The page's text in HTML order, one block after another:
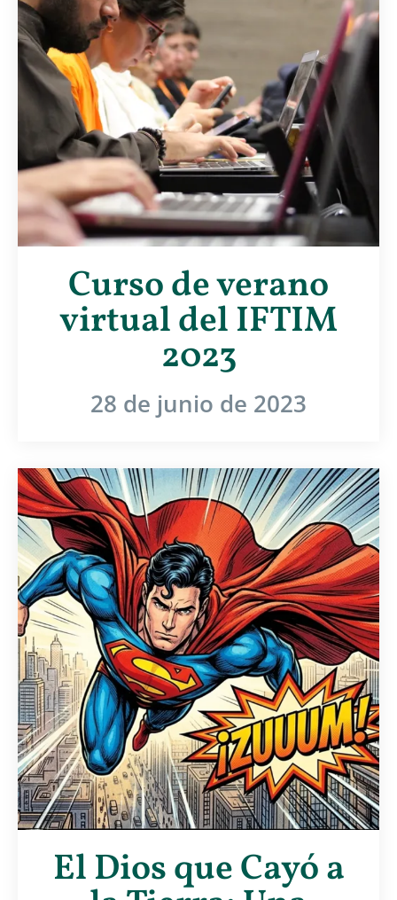
Curso de verano
virtual del IFTIM
2023
28 de junio de 2023
El Dios que Cayó a